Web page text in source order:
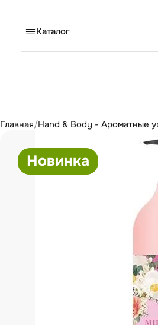
Каталог
Главная/Hand & Body - Ароматные
Новинка